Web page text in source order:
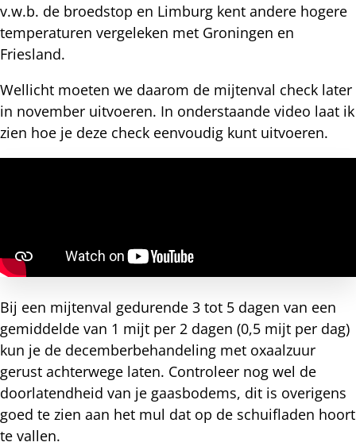
v.w.b. de broedstop en Limburg kent andere hogere
temperaturen vergeleken met Groningen en
Friesland.
Wellicht moeten we daarom de mijtenval check later
in november uitvoeren. In onderstaande video laat ik
zien hoe je deze check eenvoudig kunt uitvoeren.
Bij een mijtenval gedurende 3 tot 5 dagen van een
gemiddelde van 1 mijt per 2 dagen (0,5 mijt per dag)
kun je de decemberbehandeling met oxaalzuur
gerust achterwege laten. Controleer nog wel de
doorlatendheid van je gaasbodems, dit is overigens
goed te zien aan het mul dat op de schuifladen hoort
te vallen.